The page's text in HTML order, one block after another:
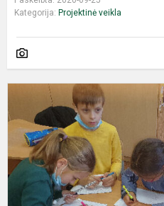
Kategorija: Projektinė veikla